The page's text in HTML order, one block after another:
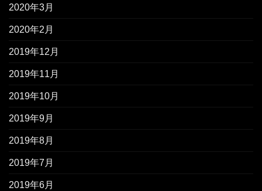
2020年3月
2020年2月
2019年12月
2019年11月
2019年10月
2019年9月
2019年8月
2019年7月
2019年6月